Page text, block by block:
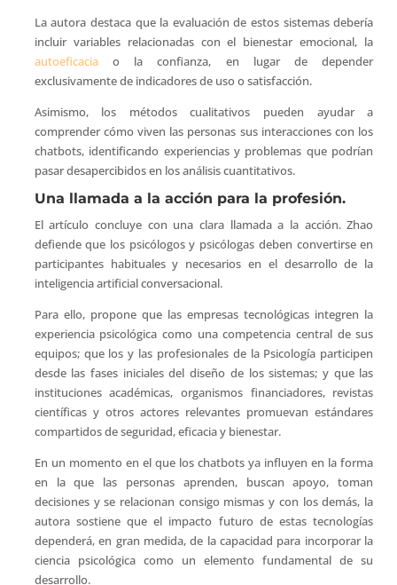
La autora destaca que la evaluación de estos sistemas debería
incluir variables relacionadas con el bienestar emocional, la
autoeficaciao la confianza, en lugar de depender
exclusivamente de indicadores de uso o satisfacción.
Asimismo, los métodos cualitativos pueden ayudar a
comprender cómo viven las personas sus interacciones con los
chatbots, identificando experiencias y problemas que podrían
pasar desapercibidos en los análisis cuantitativos.
Una llamada a la acción para la profesión.
El artículo concluye con una clara llamada a la acción. Zhao
defiende que los psicólogos y psicólogas deben convertirse en
participantes habituales y necesarios en el desarrollo de la
inteligencia artificial conversacional.
Para ello, propone que las empresas tecnológicas integren la
experiencia psicológica como una competencia central de sus
equipos; que los y las profesionales de la Psicología participen
desde las fases iniciales del diseño de los sistemas; y que las
instituciones académicas, organismos financiadores, revistas
científicas y otros actores relevantes promuevan estándares
compartidos de seguridad, eficacia y bienestar.
En un momento en el que los chatbots ya influyen en la forma
en la que las personas aprenden, buscan apoyo, toman
decisiones y se relacionan consigo mismas y con los demás, la
autora sostiene que el impacto futuro de estas tecnologías
dependerá, en gran medida, de la capacidad para incorporar la
ciencia psicológica como un elemento fundamental de su
desarrollo.